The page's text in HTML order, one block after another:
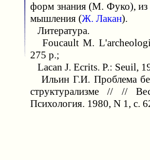
форм знания (М. Фуко), из
мышления (Ж. Лакан).
Литература.
Foucault M.
275 p.;
Lacan J. Ecrits. P.: Seuil,
Ильин Г.И. Проблема
структурализме // //
Психология. 1980, N 1, с.